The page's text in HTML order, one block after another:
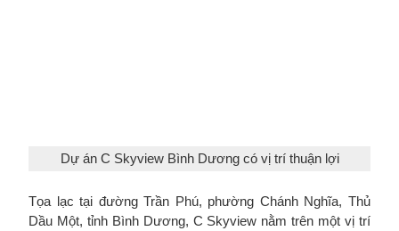
Dự án C Skyview Bình Dương có vị trí thuận lợi
Tọa lạc tại đường Trần Phú, phường Chánh Nghĩa, Thủ
Dầu Một, tỉnh Bình Dương, C Skyview nằm trên một vị trí